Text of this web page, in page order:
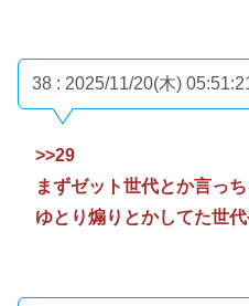
38 : 2025/11/20(木)
>>29
まずゼット世代とか言っ
ゆとり煽りとかしてた世代